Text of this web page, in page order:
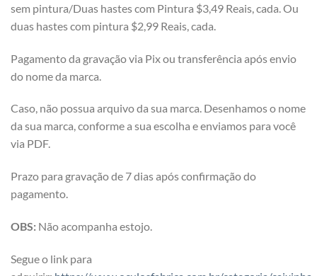
sem pintura/Duas hastes com Pintura $3,49 Reais, cada. Ou
duas hastes com pintura $2,99 Reais, cada.
Pagamento da gravação via Pix ou transferência após envio
do nome da marca.
Caso, não possua arquivo da sua marca. Desenhamos o nome
da sua marca, conforme a sua escolha e enviamos para você
via PDF.
Prazo para gravação de 7 dias após confirmação do
pagamento.
OBS: Não acompanha estojo.
Segue o link para